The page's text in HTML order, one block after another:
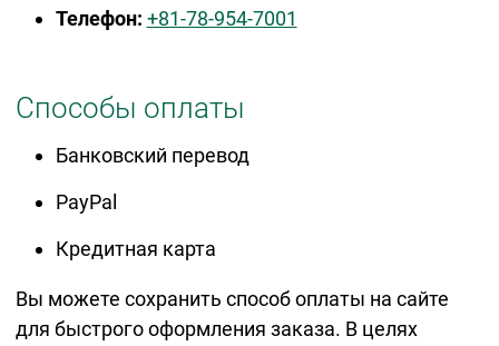
Телефон: +81-78-954-7001
Способы оплаты
Банковский перевод
PayPal
Кредитная карта
Вы можете сохранить способ оплаты на сайте
для быстрого оформления заказа. В целях